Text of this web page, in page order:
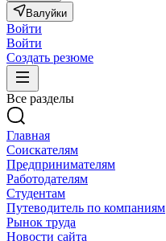
Валуйки
Войти
Войти
Создать резюме
Все разделы
Главная
Соискателям
Предпринимателям
Работодателям
Студентам
Путеводитель по компаниям
Рынок труда
Новости сайта